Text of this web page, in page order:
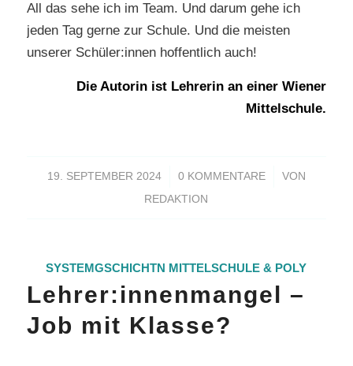
All das sehe ich im Team. Und darum gehe ich
jeden Tag gerne zur Schule. Und die meisten
unserer Schüler:innen hoffentlich auch!
Die Autorin ist Lehrerin an einer Wiener
Mittelschule.
19. SEPTEMBER 2024
/ 0 KOMMENTARE
/
VON
REDAKTION
SYSTEMGSCHICHTN MITTELSCHULE & POLY
Lehrer:innenmangel –
Job mit Klasse?